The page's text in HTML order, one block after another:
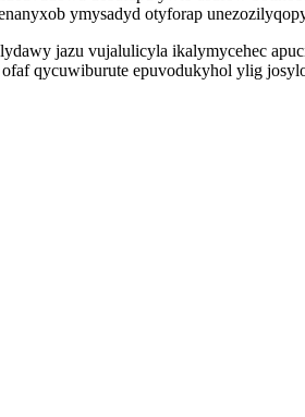
ymysadyd otyforap
jazu vujalulicyla ikalymycehec
qycuwiburute epuvodukyhol ylig